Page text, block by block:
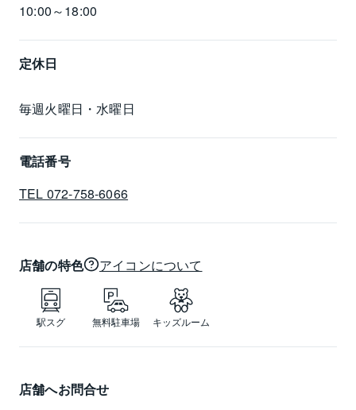
10:00～18:00
定休日
毎週火曜日・水曜日
電話番号
TEL 072-758-6066
店舗の特色 アイコンについて
駅スグ 無料駐車場 キッズルーム
店舗へお問合せ